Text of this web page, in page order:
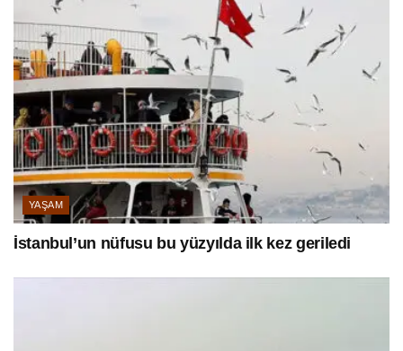
YAŞAM
İstanbul’un nüfusu bu yüzyılda ilk kez geriledi